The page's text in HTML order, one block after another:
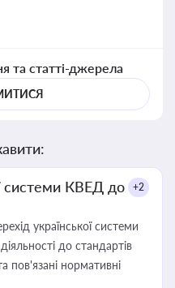
та статті-джерела
системи КВЕД до
+2
української системи
до стандартів
пов'язані нормативні